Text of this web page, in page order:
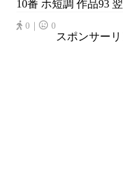
10番 ホ短調 作品93
0｜ 0
スポンサーリ